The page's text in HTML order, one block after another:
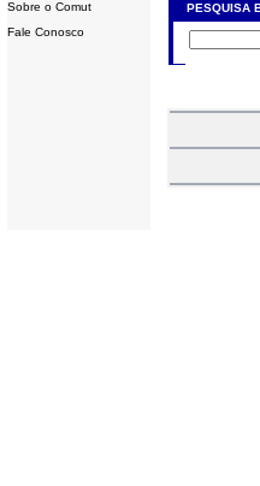
Sobre o Comut
Fale Conosco
PESQUISA